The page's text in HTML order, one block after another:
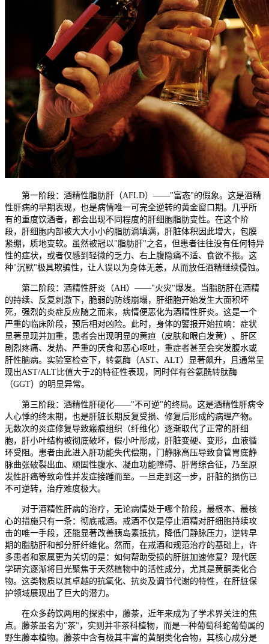
第一阶段：酒精性脂肪肝（AFLD）——"富态"的假象。这是酒精
性肝病的早期表现，也是病情唯一可完全逆转的黄金窗口期。几乎所
有的重度饮酒者，都会出现不同程度的肝细胞脂肪变性。在这个阶
段，肝细胞内部被大大小小的脂肪滴填满，肝脏体积因此增大，包膜
紧绷，质地变软。虽然被冠以"脂肪肝"之名，但患者往往没有任何特异
性的症状，或者仅感到轻微的乏力、右上腹隐痛不适、食欲不振。这
种"沉默"极具欺骗性，让人误以为身体无恙，从而放任酒精继续侵蚀。
第二阶段：酒精性肝炎（AH）——"火灾"爆发。当脂肪肝在酒精
的持续、反复刺激下，脆弱的防线崩塌，肝细胞开始发生大面积坏
死，强烈的炎症反应随之而来，病情便恶化为酒精性肝炎。这是一个
严重的临床阶段，预后相对凶险。此时，身体的警报开始拉响：症状
显著显现并加重，患者会出现明显的黄疸（皮肤和眼白发黄）、肝区
剧烈疼痛、发热、严重的厌食和恶心呕吐，重症者甚至会突发腹水或
肝性脑病。实验室检查下，转氨酶（AST、ALT）显著飙升，且通常呈
现出AST/ALT比值大于2的特征性表现，同时伴有谷氨酰转肽酶
（GGT）的明显异常。
第三阶段：酒精性肝硬化——"不可逆"的终局。这是酒精性肝病令
人心悸的终末期，也是肝脏长期反复受损、修复后形成的病理产物。
无数次的炎症修复导致瘢痕组织（纤维化）逐渐取代了正常的肝细
胞，肝小叶结构被彻底破坏，假小叶形成，肝脏变硬、变形，血液循
环受阻。患者由此进入肝功能失代偿期，门静脉高压导致食管胃底静
脉曲张破裂出血、顽固性腹水、凝血功能障碍、肝肾综合征，乃至原
发性肝癌等致命性并发症接踵而至。一旦走到这一步，肝脏的损伤已
不可逆转，治疗难度极大。
对于酒精性肝病的治疗，无论病情处于哪个阶段，最根本、最核
心的措施只有一条：彻底戒酒。戒酒不仅是停止酒精对肝细胞持续攻
击的唯一手段，还能显著改善胰岛素抵抗，降低门静脉压力，逆转早
期的脂肪肝和部分肝纤维化。然而，在戒酒和规范治疗的基础上，许
多患者和家属更为关切的是：如何帮助受损的肝脏加速修复？现代医
学研究逐渐将目光聚焦于天然植物中的活性成分，尤其是黄酮类化合
物。这类物质以其卓越的抗氧化、抗炎及调节代谢的特性，在肝脏保
护领域展现出了巨大的潜力。
在众多药饮两用的探索中，藤茶，近年来成为了学术界关注的焦
点。藤茶虽名为"茶"，实则并非茶科植物，而是一种葡萄科蛇葡萄属的
野生藤本植物。藤茶中含有极其丰富的黄酮类化合物，其核心成分是